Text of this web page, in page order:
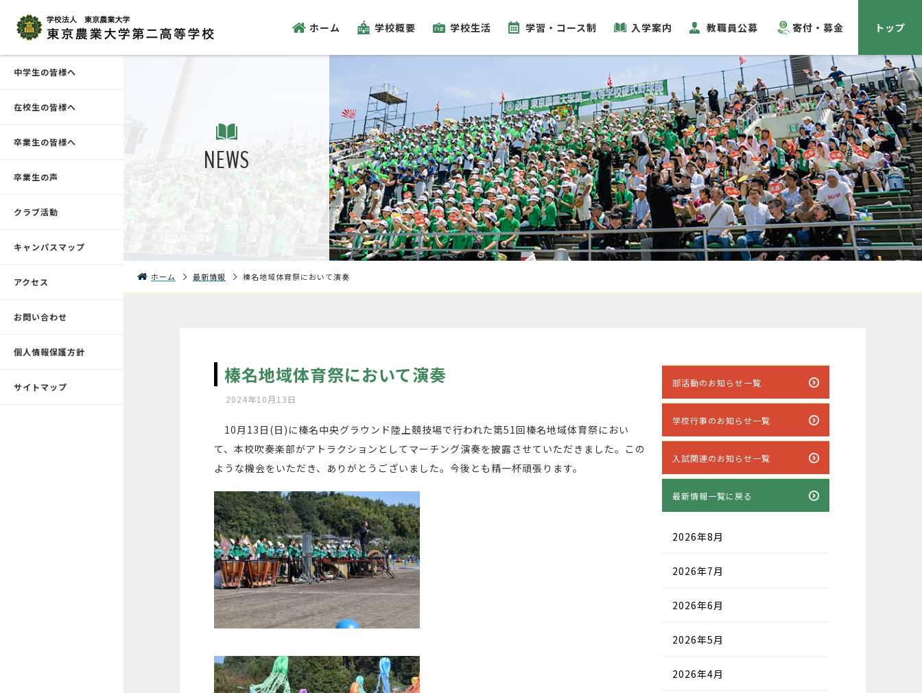
ホーム 学校概要 学校生活 学習・コース制 入学案内 教職員公募 寄付・募金 トップ
中学生の皆様へ
在校生の皆様へ
卒業生の皆様へ
卒業生の声
クラブ活動
キャンパスマップ
アクセス
お問い合わせ
個人情報保護方針
サイトマップ
NEWS
ホーム 最新情報 榛名地域体育祭において演奏
榛名地域体育祭において演奏
2024年10月13日
10月13日(日)に榛名中央グラウンド陸上競技場で行われた第51回榛名地域体育祭におい
て、本校吹奏楽部がアトラクションとしてマーチング演奏を披露させていただきました。この
ような機会をいただき、ありがとうございました。今後とも精一杯頑張ります。
部活動のお知らせ一覧
学校行事のお知らせ一覧
入試関連のお知らせ一覧
最新情報一覧に戻る
2026年8月
2026年7月
2026年6月
2026年5月
2026年4月